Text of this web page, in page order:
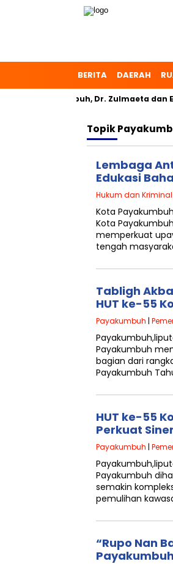
BERITA DAERAH
Payakumbuh, Dr. Zulmaeta dan Erwin
Topik
Lembaga
Edukasi
Hukum dan Kriminal
Kota
Kota
memperkuat
tengah
Tabligh
HUT ke-55
Payakumbuh |
Payakumbuh
bagian dari
Payakumbuh
HUT ke-55
Perkuat
Payakumbuh |
Payakumbuh
semakin
pemulihan
“Rupo Nan
Payakumbuh